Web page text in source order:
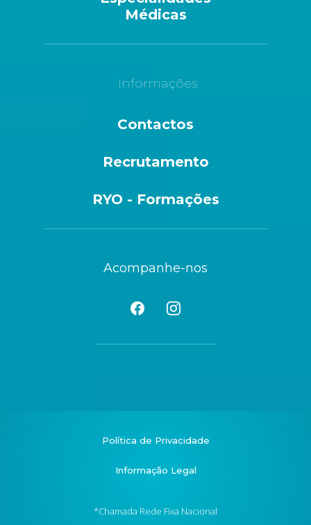
Médicas
Informações
Contactos
Recrutamento
RYO - Formações
Acompanhe-nos
Política de Privacidade
Informação Legal
*Chamada Rede Fixa Nacional